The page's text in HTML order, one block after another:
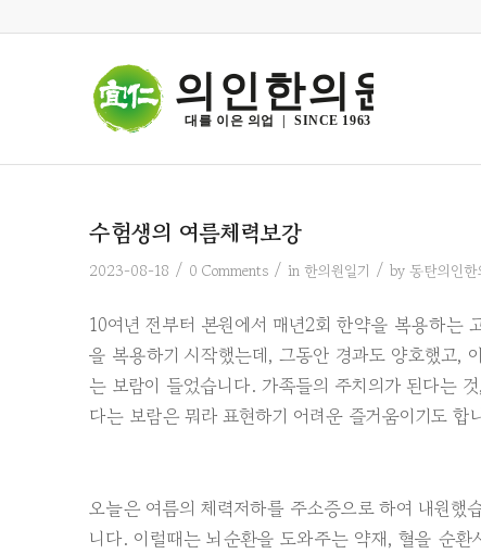
의인한의원
대를 이은 의업  |  SINCE 1963
수험생의 여름체력보강
2023-08-18 / 0 Comments / in 한의원일기 / by 동탄의인한
10여년 전부터 본원에서 매년2회 한약을 복용하는
을 복용하기 시작했는데, 그동안 경과도 양호했고,
는 보람이 들었습니다. 가족들의 주치의가 된다는
다는 보람은 뭐라 표현하기 어려운 즐거움이기도 합
오늘은 여름의 체력저하를 주소증으로 하여 내원했
니다. 이럴때는 뇌순환을 도와주는 약재, 혈을 순